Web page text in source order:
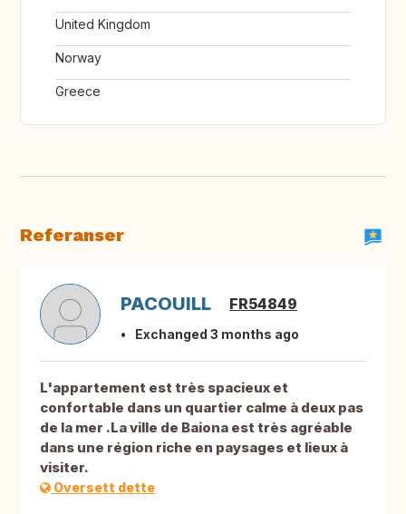
United Kingdom
Norway
Greece
Referanser
PACOUILL FR54849
Exchanged 3 months ago
L'appartement est très spacieux et
confortable dans un quartier calme à deux pas
de la mer .La ville de Baiona est très agréable
dans une région riche en paysages et lieux à
visiter.
Oversett dette